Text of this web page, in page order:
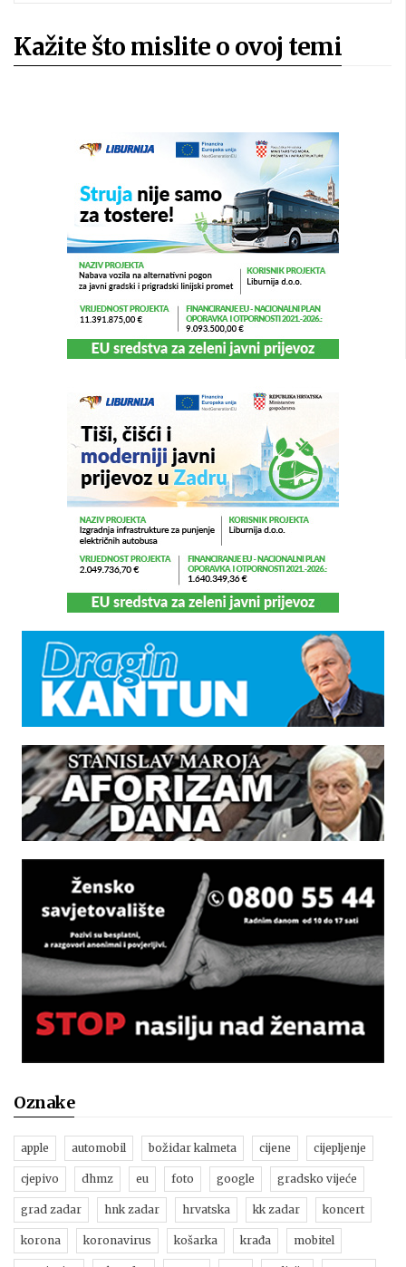
Kažite što mislite o ovoj temi
Oznake
apple automobil božidar kalmeta cijene cijepljenje
cjepivo dhmz eu foto google gradsko vijeće
grad zadar hnk zadar hrvatska kk zadar koncert
korona koronavirus košarka krađa mobitel